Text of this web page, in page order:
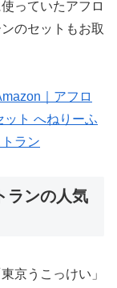
っていたアフロ
のセットもお取
｜アフロ
ット へねりーふ
ラン
ランの人気
京うこっけい」